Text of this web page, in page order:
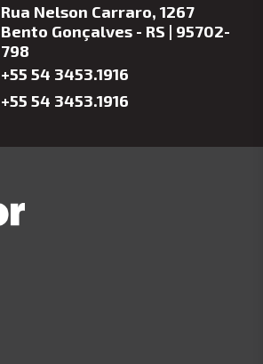
Rua Nelson Carraro, 1267
Bento Gonçalves - RS | 95702-
798
+55 54 3453.1916
+55 54 3453.1916